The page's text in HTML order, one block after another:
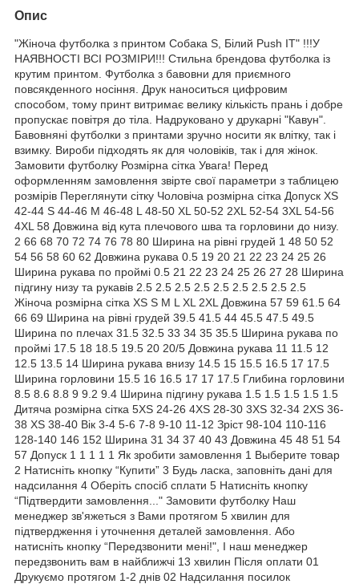
Опис
"Жіноча футболка з принтом Собака S, Білий Push IT" !!!У
НАЯВНОСТІ ВСІ РОЗМІРИ!!! Стильна брендова футболка із
крутим принтом. Футболка з бавовни для приємного
повсякденного носіння. Друк наноситься цифровим
способом, тому принт витримає велику кількість прань і добре
пропускає повітря до тіла. Надруковано у друкарні "Кавун".
Бавовняні футболки з принтами зручно носити як влітку, так і
взимку. Вироби підходять як для чоловіків, так і для жінок.
Замовити футболку Розмірна сітка Увага! Перед
оформленням замовлення звірте свої параметри з таблицею
розмірів Переглянути сітку Чоловіча розмірна сітка Допуск XS
42-44 S 44-46 M 46-48 L 48-50 XL 50-52 2XL 52-54 3XL 54-56
4XL 58 Довжина від кута плечового шва та горловини до низу.
2 66 68 70 72 74 76 78 80 Ширина на рівні грудей 1 48 50 52
54 56 58 60 62 Довжина рукава 0.5 19 20 21 22 23 24 25 26
Ширина рукава по проймі 0.5 21 22 23 24 25 26 27 28 Ширина
підгину низу та рукавів 2.5 2.5 2.5 2.5 2.5 2.5 2.5 2.5 2.5
Жіноча розмірна сітка XS S M L XL 2XL Довжина 57 59 61.5 64
66 69 Ширина на рівні грудей 39.5 41.5 44 45.5 47.5 49.5
Ширина по плечах 31.5 32.5 33 34 35 35.5 Ширина рукава по
проймі 17.5 18 18.5 19.5 20 20/5 Довжина рукава 11 11.5 12
12.5 13.5 14 Ширина рукава внизу 14.5 15 15.5 16.5 17 17.5
Ширина горловини 15.5 16 16.5 17 17 17.5 Глибина горловини
8.5 8.6 8.8 9 9.2 9.4 Ширина підгину рукава 1.5 1.5 1.5 1.5 1.5
Дитяча розмірна сітка 5XS 24-26 4XS 28-30 3XS 32-34 2XS 36-
38 XS 38-40 Вік 3-4 5-6 7-8 9-10 11-12 Зріст 98-104 110-116
128-140 146 152 Ширина 31 34 37 40 43 Довжина 45 48 51 54
57 Допуск 1 1 1 1 1 Як зробити замовлення 1 Выберите товар
2 Натисніть кнопку “Купити” 3 Будь ласка, заповніть дані для
надсилання 4 Оберіть спосіб сплати 5 Натисніть кнопку
“Підтвердити замовлення..." Замовити футболку Наш
менеджер зв'яжеться з Вами протягом 5 хвилин для
підтвердження і уточнення деталей замовлення. Або
натисніть кнопку “Передзвонити мені!", І наш менеджер
передзвонить вам в найближчі 13 хвилин Після оплати 01
Друкуємо протягом 1-2 днів 02 Надсилання посилок